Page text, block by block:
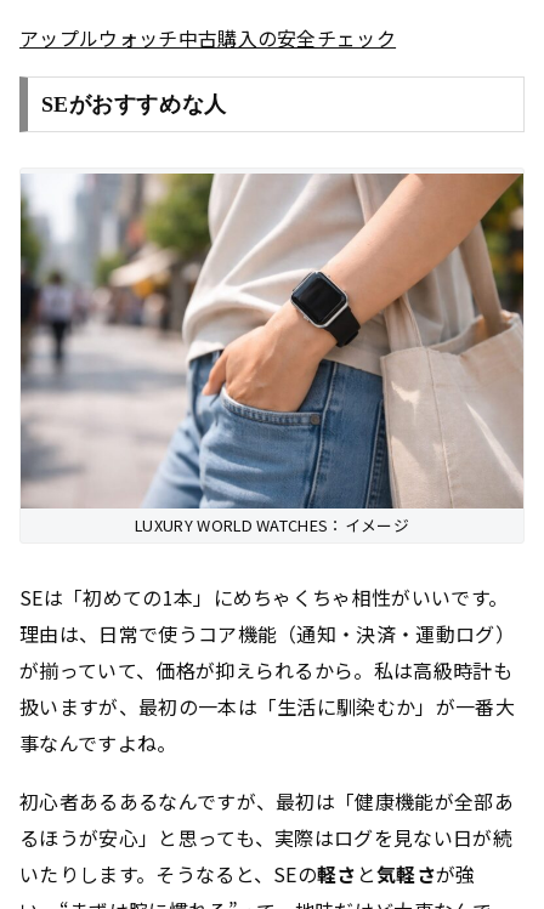
アップルウォッチ中古購入の安全チェック
SEがおすすめな人
LUXURY WORLD WATCHES：イメージ
SEは「初めての1本」にめちゃくちゃ相性がいいです。
理由は、日常で使うコア機能（通知・決済・運動ログ）
が揃っていて、価格が抑えられるから。私は高級時計も
扱いますが、最初の一本は「生活に馴染むか」が一番大
事なんですよね。
初心者あるあるなんですが、最初は「健康機能が全部あ
るほうが安心」と思っても、実際はログを見ない日が続
いたりします。そうなると、SEの軽さ と気軽さが強